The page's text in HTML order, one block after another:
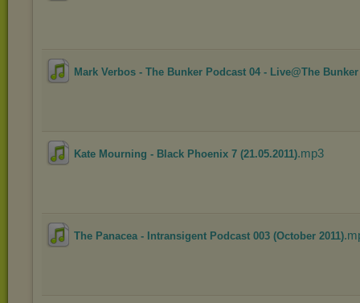
Mark Verbos - The Bunker Podcast 04 - Live@The
Kate Mourning - Black Phoenix 7 (21.05.2011).mp3
The Panacea - Intransigent Podcast 003 (October 2011)